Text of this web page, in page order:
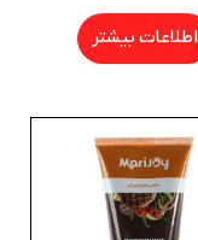
اطلاعات بیشتر